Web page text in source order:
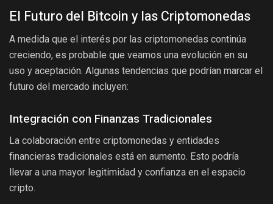
El Futuro del Bitcoin y las Criptomonedas
A medida que el interés por las criptomonedas continúa
creciendo, es probable que veamos una evolución en su
uso y aceptación. Algunas tendencias que podrían marcar el
futuro del mercado incluyen:
Integración con Finanzas Tradicionales
La colaboración entre criptomonedas y entidades
financieras tradicionales está en aumento. Esto podría
llevar a una mayor legitimidad y confianza en el espacio
cripto.